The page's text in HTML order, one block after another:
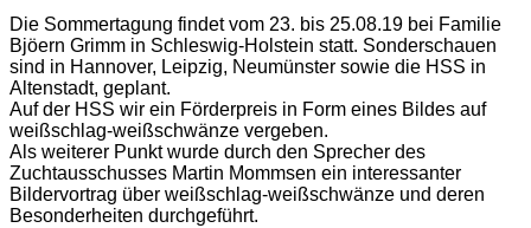
Die Sommertagung findet vom 23. bis 25.08.19 bei Familie
Bjöern Grimm in Schleswig-Holstein statt. Sonderschauen
sind in Hannover, Leipzig, Neumünster sowie die HSS in
Altenstadt, geplant.
Auf der HSS wir ein Förderpreis in Form eines Bildes auf
weißschlag-weißschwänze vergeben.
Als weiterer Punkt wurde durch den Sprecher des
Zuchtausschusses Martin Mommsen ein interessanter
Bildervortrag über weißschlag-weißschwänze und deren
Besonderheiten durchgeführt.